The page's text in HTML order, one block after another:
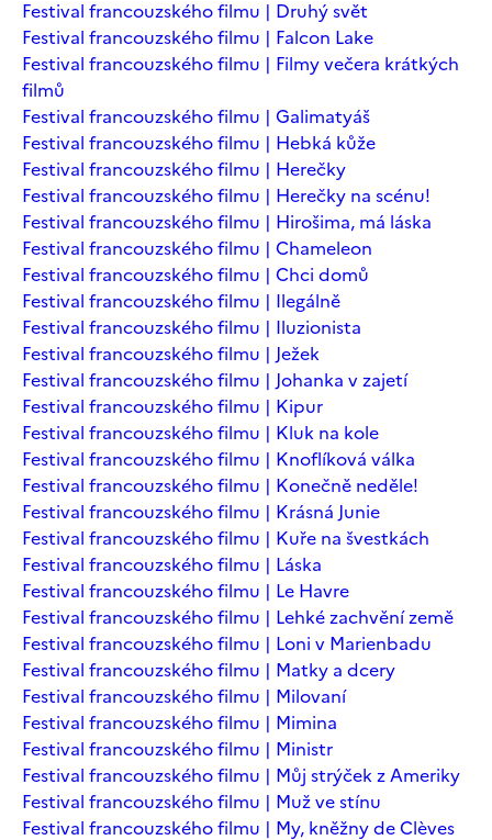
Festival francouzského filmu | Druhý svět
Festival francouzského filmu | Falcon Lake
Festival francouzského filmu | Filmy večera krátkých
filmů
Festival francouzského filmu | Galimatyáš
Festival francouzského filmu | Hebká kůže
Festival francouzského filmu | Herečky
Festival francouzského filmu | Herečky na scénu!
Festival francouzského filmu | Hirošima, má láska
Festival francouzského filmu | Chameleon
Festival francouzského filmu | Chci domů
Festival francouzského filmu | Ilegálně
Festival francouzského filmu | Iluzionista
Festival francouzského filmu | Ježek
Festival francouzského filmu | Johanka v zajetí
Festival francouzského filmu | Kipur
Festival francouzského filmu | Kluk na kole
Festival francouzského filmu | Knoflíková válka
Festival francouzského filmu | Konečně neděle!
Festival francouzského filmu | Krásná Junie
Festival francouzského filmu | Kuře na švestkách
Festival francouzského filmu | Láska
Festival francouzského filmu | Le Havre
Festival francouzského filmu | Lehké zachvění země
Festival francouzského filmu | Loni v Marienbadu
Festival francouzského filmu | Matky a dcery
Festival francouzského filmu | Milovaní
Festival francouzského filmu | Mimina
Festival francouzského filmu | Ministr
Festival francouzského filmu | Můj strýček z Ameriky
Festival francouzského filmu | Muž ve stínu
Festival francouzského filmu | My, kněžny de Clèves